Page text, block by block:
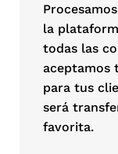
la
todas las
aceptamos
para tus
será
favorita.